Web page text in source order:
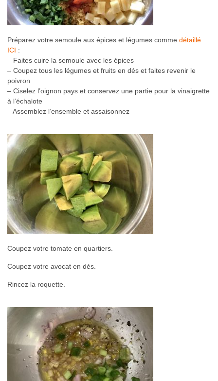
Préparez votre semoule aux épices et légumes comme détaillé
ICI :
– Faites cuire la semoule avec les épices
– Coupez tous les légumes et fruits en dés et faites revenir le
poivron
– Ciselez l’oignon pays et conservez une partie pour la vinaigrette
à l’échalote
– Assemblez l’ensemble et assaisonnez
Coupez votre tomate en quartiers.
Coupez votre avocat en dés.
Rincez la roquette.